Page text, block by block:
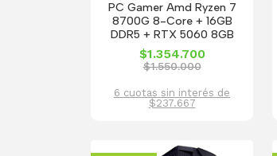
PC Gamer Amd Ryzen 7
8700G 8-Core + 16GB
DDR5 + RTX 5060 8GB
$1.354.700
$1.550.000
6 cuotas sin interés de
$237.667